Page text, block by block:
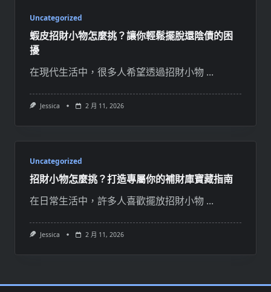
Uncategorized
蝦皮招財小物怎麼挑？讓你輕鬆擺脫還陰債的困
擾
在現代生活中，很多人希望透過招財小物 ...
Jessica 2 月 11, 2026
Uncategorized
招財小物怎麼挑？打造專屬你的補財庫寶藏指南
在日常生活中，許多人喜歡擺放招財小物 ...
Jessica 2 月 11, 2026